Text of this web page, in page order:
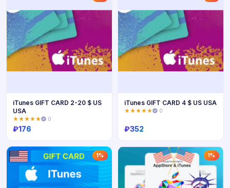
Купить
iTunes GIFT CARD 2-20 $ US
USA
★★★★★ 0
₽176
Купить
iTunes GIFT CARD 4 $ US USA
★★★★★ 0
₽352
1% 1%